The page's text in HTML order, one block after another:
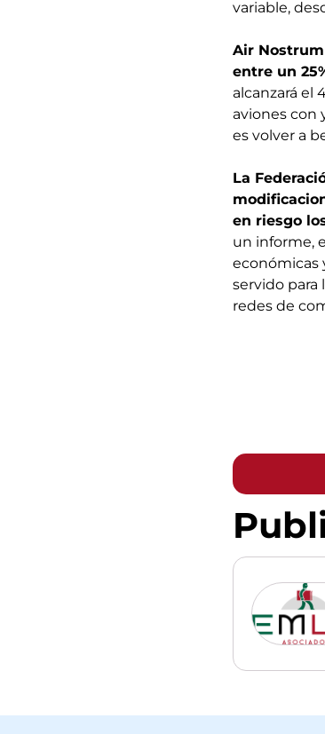
variable,
Air
entre un
alcanzará el
aviones con
es volver a
La
en riesgo
un informe,
económicas
servido
redes de